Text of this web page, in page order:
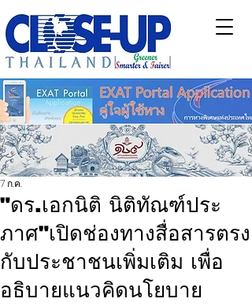
"ดร.เอกนิติ นิติทัณฑ์ประ
ภาศ"เปิดช่องทางสื่อสารตรง
กับประชาชนเพิ่มเติม เพื่อ
อธิบายแนวคิดนโยบาย
7 ก.ค.